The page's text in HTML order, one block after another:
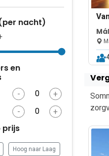
nacht)
en
-
+
- +
prijs
Hoog naar Laag